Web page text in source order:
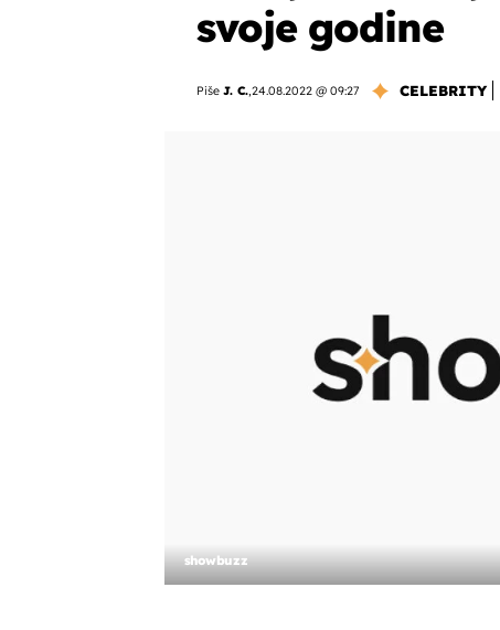
svoje godine
Piše J. C.,24.08.2022 @ 09:27 CELEBRITY
showbuzz